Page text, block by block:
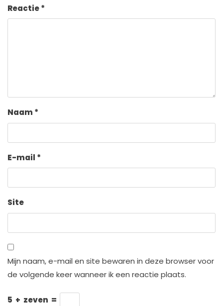
Reactie*
Naam *
E-mail *
Site
Mijn naam, e-mail en site bewaren in deze browser voor
de volgende keer wanneer ik een reactie plaats.
5 + zeven =